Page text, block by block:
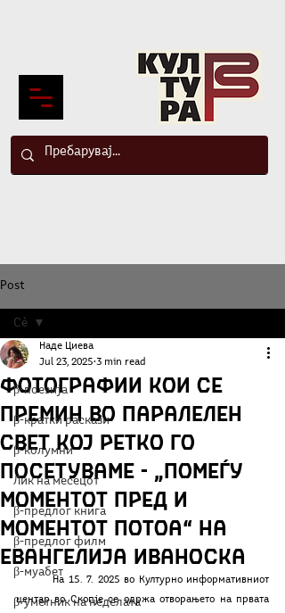
Post
Сè
β-поезија
β-кратки раскази
β-колумни
Лик на месецот
β-предлог книга
β-предлог филм
β-муабет
β-уметник на неделата
Сè
Фотографии кои се
премин во паралелен
свет кој ретко го
посетуваме - „Помеѓу
моментот пред и
моментот потоа“ на
Евангелија Иваноска
Наде Циева
Jul 23, 2025 3 min read
	На 15. 7. 2025 во Културно информативниот
центар во Скопје се одржа отворањето на првата